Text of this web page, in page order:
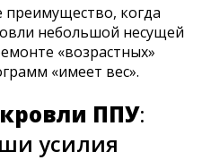
когда
небольшой несущей
«возрастных»
«имеет вес».
ППУ:
усилия